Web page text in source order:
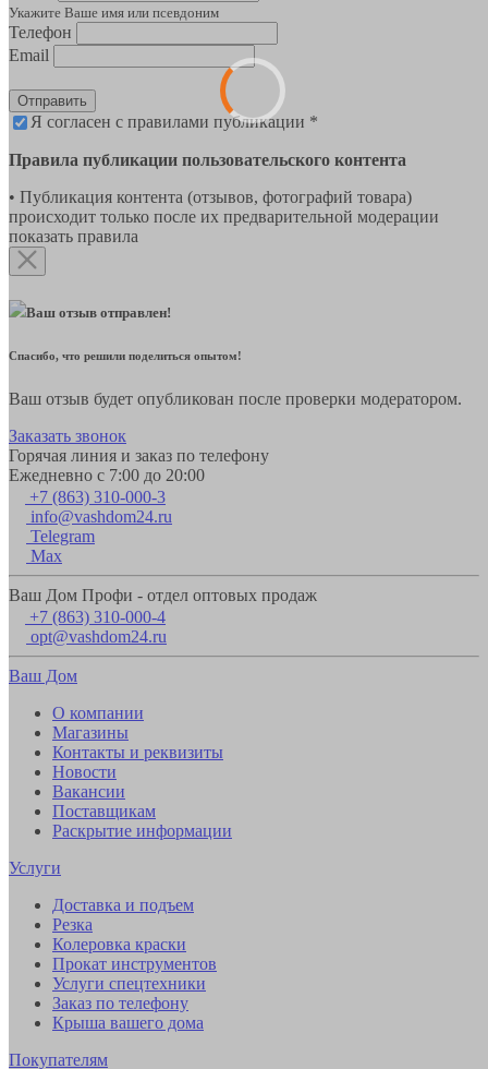
Укажите Ваше имя или псевдоним
Телефон
Email
Отправить
Я согласен с правилами публикации *
Правила публикации пользовательского контента
• Публикация контента (отзывов, фотографий товара)
происходит только после их предварительной модерации
показать правила
Ваш отзыв отправлен!
Спасибо, что решили поделиться опытом!
Ваш отзыв будет опубликован после проверки модератором.
Заказать звонок
Горячая линия и заказ по телефону
Ежедневно с 7:00 до 20:00
+7 (863) 310-000-3
info@vashdom24.ru
Telegram
Max
Ваш Дом Профи - отдел оптовых продаж
+7 (863) 310-000-4
opt@vashdom24.ru
Ваш Дом
О компании
Магазины
Контакты и реквизиты
Новости
Вакансии
Поставщикам
Раскрытие информации
Услуги
Доставка и подъем
Резка
Колеровка краски
Прокат инструментов
Услуги спецтехники
Заказ по телефону
Крыша вашего дома
Покупателям